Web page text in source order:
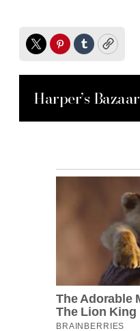
TwitterPinterest
TumblrCopy
Harper’s Bazaar